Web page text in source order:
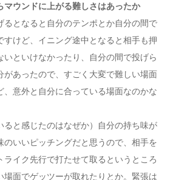
マウンドに上がる難しさはあったか
るとなると自分のテンポとか自分の間で
すけど、イニング途中となると相手も押
いといけなかったり、自分の間で投げら
があったので、すごく大変で難しい場面
、意外と自分に合っている場面なのかな
ると感じたのはなぜか）自分の持ち味が
のいいピッチングだと思うので、相手を
ライク先行で打たせて取るというところ
場面でゲッツーが取れたりとか。緊張は